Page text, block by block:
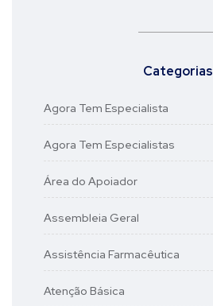
Categorias
Agora Tem Especialista
Agora Tem Especialistas
Área do Apoiador
Assembleia Geral
Assistência Farmacêutica
Atenção Básica